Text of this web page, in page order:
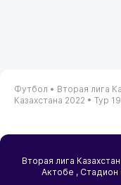
Футбол • Вторая лига
Казахстана 2022 • Тур
Вторая лига
Актобе ,